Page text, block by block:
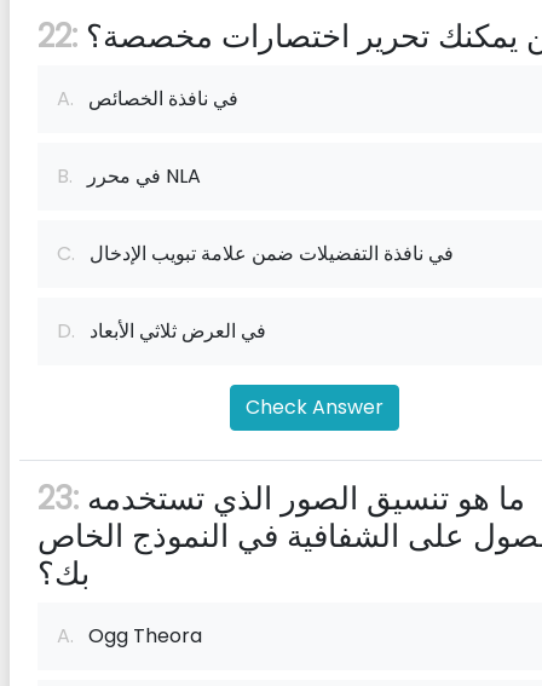
22: يمكنك تحرير اختصارات مخصصة؟
A. في نافذة الخصائص
B. في محرر NLA
C. في نافذة التفضيلات ضمن علامة تبويب الإدخال
D. في العرض ثلاثي الأبعاد
Check Answer
23:
على الشفافية في النموذج الخاص
بك؟
A. Ogg Theora